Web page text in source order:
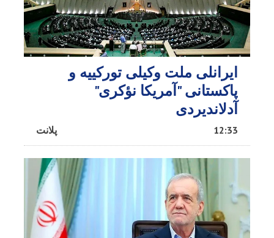
ایرانلی ملت وکیلی تورکییه و
پاکستانی "آمریکا نؤکری"
آدلاندیردی
پلانت 12:33